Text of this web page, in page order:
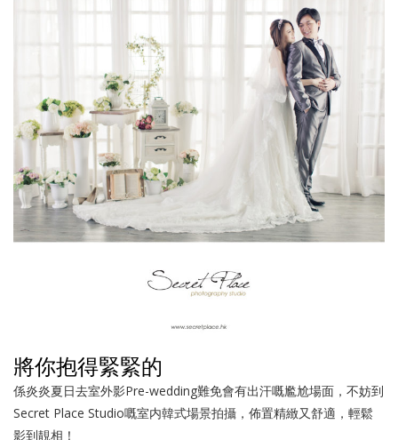
將你抱得緊緊的
係炎炎夏日去室外影Pre-wedding難免會有出汗嘅尷尬場面，不妨到
Secret Place Studio嘅室内韓式場景拍攝，佈置精緻又舒適，輕鬆
影到靚相！